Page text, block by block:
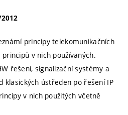
principy telekomunikačních
v nich používaných.
řešení, signalizační systémy a
klasických ústředen po řešení IP
v nich použitých včetně